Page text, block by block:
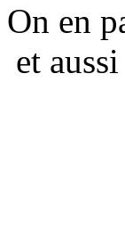
On en
et